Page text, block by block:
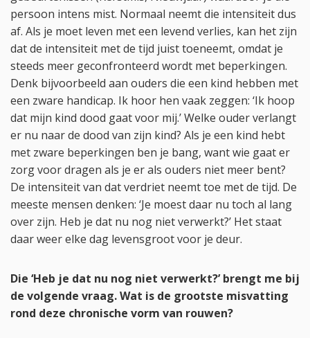
persoon intens mist. Normaal neemt die intensiteit dus
af. Als je moet leven met een levend verlies, kan het zijn
dat de intensiteit met de tijd juist toeneemt, omdat je
steeds meer geconfronteerd wordt met beperkingen.
Denk bijvoorbeeld aan ouders die een kind hebben met
een zware handicap. Ik hoor hen vaak zeggen: ‘Ik hoop
dat mijn kind dood gaat voor mij.’ Welke ouder verlangt
er nu naar de dood van zijn kind? Als je een kind hebt
met zware beperkingen ben je bang, want wie gaat er
zorg voor dragen als je er als ouders niet meer bent?
De intensiteit van dat verdriet neemt toe met de tijd. De
meeste mensen denken: ‘Je moest daar nu toch al lang
over zijn. Heb je dat nu nog niet verwerkt?’ Het staat
daar weer elke dag levensgroot voor je deur.
Die ‘Heb je dat nu nog niet verwerkt?’ brengt me bij
de volgende vraag. Wat is de grootste misvatting
rond deze chronische vorm van rouwen?